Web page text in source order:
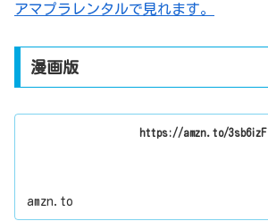
アマプラレンタルで見れます。
漫画版
https://amzn.to/3sb6izF
amzn.to